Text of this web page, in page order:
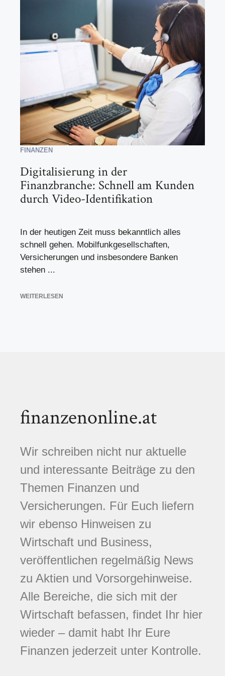
FINANZEN
Digitalisierung in der
Finanzbranche: Schnell am Kunden
durch Video-Identifikation
In der heutigen Zeit muss bekanntlich alles
schnell gehen. Mobilfunkgesellschaften,
Versicherungen und insbesondere Banken
stehen ...
WEITERLESEN
finanzenonline.at
Wir schreiben nicht nur aktuelle
und interessante Beiträge zu den
Themen Finanzen und
Versicherungen. Für Euch liefern
wir ebenso Hinweisen zu
Wirtschaft und Business,
veröffentlichen regelmäßig News
zu Aktien und Vorsorgehinweise.
Alle Bereiche, die sich mit der
Wirtschaft befassen, findet Ihr hier
wieder – damit habt Ihr Eure
Finanzen jederzeit unter Kontrolle.